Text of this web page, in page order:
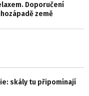
Doporučení
země
skály tu připomínají